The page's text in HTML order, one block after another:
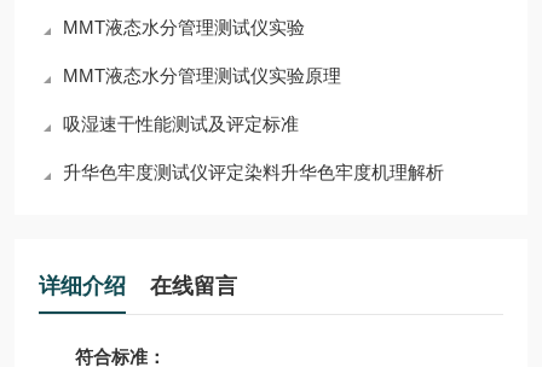
MMT液态水分管理测试仪实验
MMT液态水分管理测试仪实验原理
吸湿速干性能测试及评定标准
升华色牢度测试仪评定染料升华色牢度机理解析
详细介绍 在线留言
符合标准：